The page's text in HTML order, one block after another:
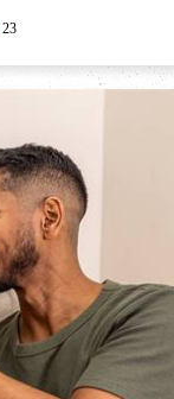
23